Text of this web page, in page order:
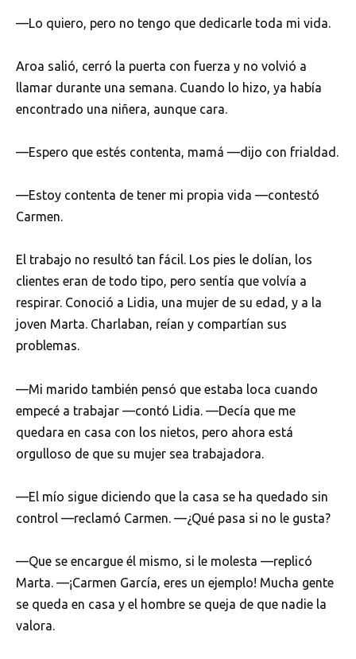
—Lo quiero, pero no tengo que dedicarle toda mi vida.
Aroa salió, cerró la puerta con fuerza y no volvió a
llamar durante una semana. Cuando lo hizo, ya había
encontrado una niñera, aunque cara.
—Espero que estés contenta, mamá —dijo con frialdad.
—Estoy contenta de tener mi propia vida —contestó
Carmen.
El trabajo no resultó tan fácil. Los pies le dolían, los
clientes eran de todo tipo, pero sentía que volvía a
respirar. Conoció a Lidia, una mujer de su edad, y a la
joven Marta. Charlaban, reían y compartían sus
problemas.
—Mi marido también pensó que estaba loca cuando
empecé a trabajar —contó Lidia. —Decía que me
quedara en casa con los nietos, pero ahora está
orgulloso de que su mujer sea trabajadora.
—El mío sigue diciendo que la casa se ha quedado sin
control —reclamó Carmen. —¿Qué pasa si no le gusta?
—Que se encargue él mismo, si le molesta —replicó
Marta. —¡Carmen García, eres un ejemplo! Mucha gente
se queda en casa y el hombre se queja de que nadie la
valora.